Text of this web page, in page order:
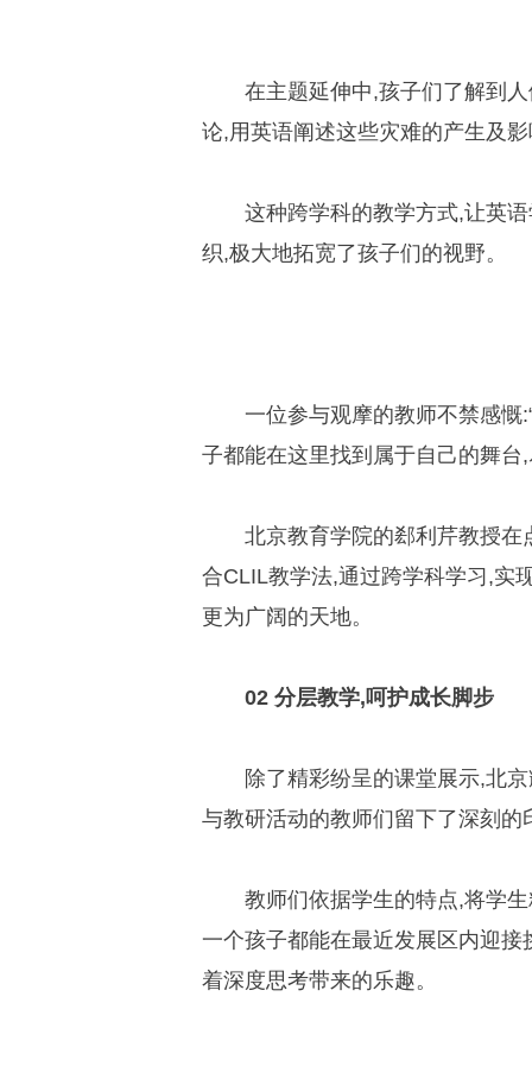
在主题延伸中,孩子们了解到
论,用英语阐述这些灾难的产生及
这种跨学科的教学方式,让英
织,极大地拓宽了孩子们的视野。
一位参与观摩的教师不禁感慨
子都能在这里找到属于自己的舞台
北京教育学院的郄利芹教授
合CLIL教学法,通过跨学科学习,实
更为广阔的天地。
02 分层教学,呵护成长脚步
除了精彩纷呈的课堂展示,北
与教研活动的教师们留下了深刻的
教师们依据学生的特点,将学
一个孩子都能在最近发展区内迎
着深度思考带来的乐趣。